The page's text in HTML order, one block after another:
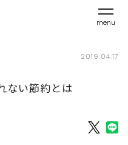
menu
2019.04.17
ない節約とは